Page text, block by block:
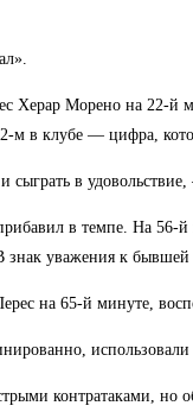
Херар Морено на 22-й
м в клубе — цифра,
сыграть в
в темпе. На
уважения к
на 65-й минуте,
использовали
контратаками,